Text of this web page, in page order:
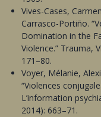
Vives-Cases,
Carrasco-Portiño.
Domination in the
Violence.” Trauma,
171–80.
Voyer, Mélanie,
“Violences
L’information
2014): 663–71.